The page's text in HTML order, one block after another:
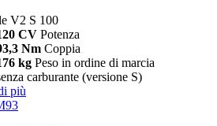
V2 S 100
CV Potenza
Nm Coppia
kg Peso in ordine di marcia
carburante (versione S)
più